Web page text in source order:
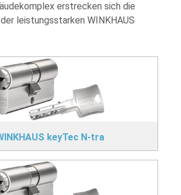
erstrecken sich die
leistungsstarken WINKHAUS
keyTec N-tra